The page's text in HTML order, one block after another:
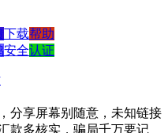
下载帮助
安全认证
分享屏幕别随意，未知链接
款多核实，骗局千万要记